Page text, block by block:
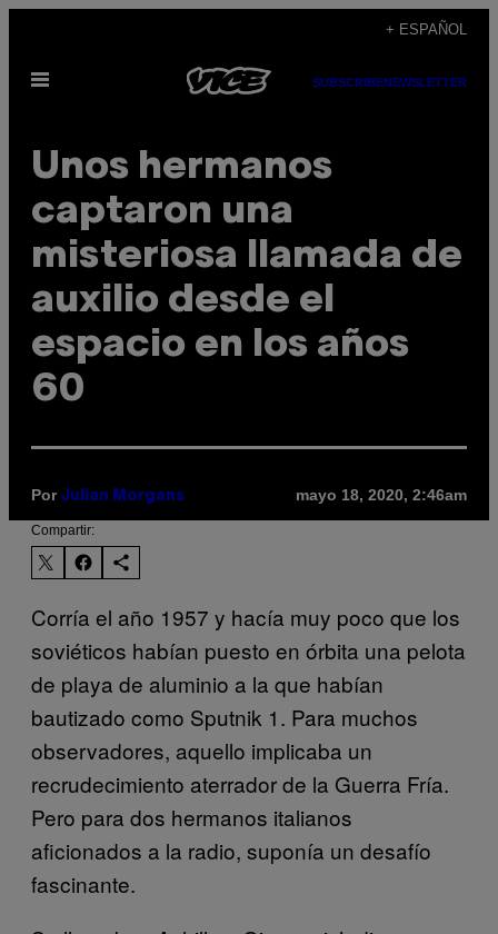
contenido
+ ESPAÑOL
Abrir
SUBSCRIBENEWSLETTER
Unos hermanos
captaron una
misteriosa llamada de
auxilio desde el
espacio en los años
60
Por Julian Morgans mayo 18, 2020, 2:46am
Compartir:
Corría el año 1957 y hacía muy poco que los
soviéticos habían puesto en órbita una pelota
de playa de aluminio a la que habían
bautizado como Sputnik 1. Para muchos
observadores, aquello implicaba un
recrudecimiento aterrador de la Guerra Fría.
Pero para dos hermanos italianos
aficionados a la radio, suponía un desafío
fascinante.